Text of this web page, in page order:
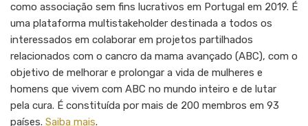
como associação sem fins lucrativos em Portugal em 2019. É
uma plataforma multistakeholder destinada a todos os
interessados em colaborar em projetos partilhados
relacionados com o cancro da mama avançado (ABC), com o
objetivo de melhorar e prolongar a vida de mulheres e
homens que vivem com ABC no mundo inteiro e de lutar
pela cura. É constituída por mais de 200 membros em 93
países. Saiba mais.